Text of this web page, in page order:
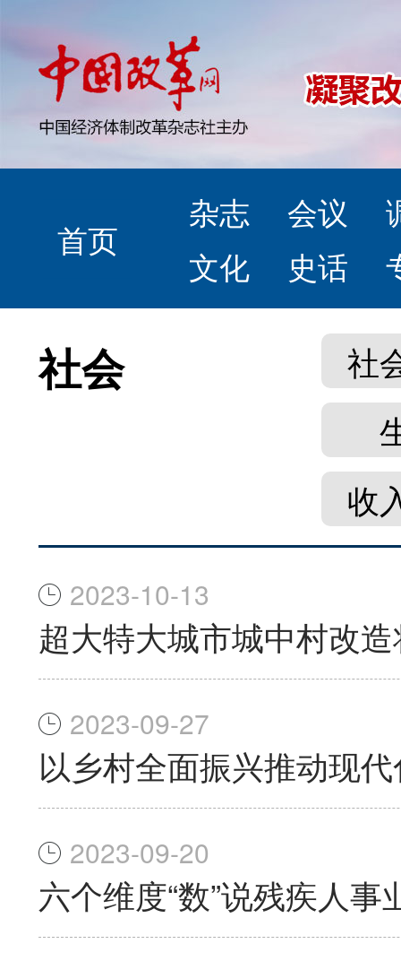
首页
杂志 会议
文化
史话
社会
社
收
2023-10-13
超大特大城市城中村改
2023-09-27
以乡村全面振兴推动现
2023-09-20
六个维度“数”说残疾人事